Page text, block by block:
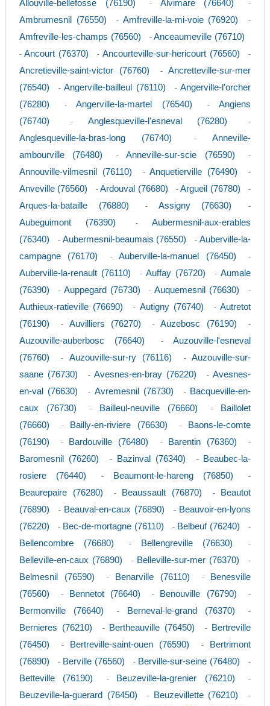
Allouville-bellefosse (76190) - Alvimare (76640) -
Ambrumesnil (76550) - Amfreville-la-mi-voie (76920) -
Amfreville-les-champs (76560) -Anceaumeville (76710)
-Ancourt (76370) -Ancourteville-sur-hericourt (76560) -
Ancretieville-saint-victor (76760) -Ancretteville-sur-mer
(76540)
-Angerville-bailleul (76110) -Angerville-l'orcher
(76280)
-Angerville-la-martel (76540) -Angiens
(76740)
- Anglesqueville-l'esneval (76280) -
Anglesqueville-la-bras-long (76740) -Anneville-
ambourville (76480)
-Anneville-sur-scie (76590) -
Annouville-vilmesnil (76110) -Anquetierville (76490) -
Anveville (76560) -Ardouval (76680) -Argueil (76780) -
Arques-la-bataille (76880) - Assigny (76630) -
Aubeguimont (76390) -Aubermesnil-aux-erables
(76340)
- Aubermesnil-beaumais (76550) -Auberville-la-
campagne (76170)
-Auberville-la-manuel (76450) -
Auberville-la-renault (76110) - Auffay (76720) -Aumale
(76390)
- Auppegard (76730) -Auquemesnil (76630) -
Authieux-ratieville (76690) - Autigny (76740) -Autretot
(76190)
- Auvilliers (76270) -Auzebosc (76190) -
Auzouville-auberbosc (76640) -Auzouville-l'esneval
(76760)
- Auzouville-sur-ry (76116) -Auzouville-sur-
saane (76730)
-Avesnes-en-bray (76220) -Avesnes-
en-val (76630)
- Avremesnil (76730) - Bacqueville-en-
caux (76730)
- Bailleul-neuville (76660) -
Baillolet
(76660)
- Bailly-en-riviere (76630) -
Baons-le-comte
(76190)
- Bardouville (76480) - Barentin (76360) -
Baromesnil (76260) - Bazinval (76340) -
Beaubec-la-
rosiere (76440)
- Beaumont-le-hareng (76850) -
Beaurepaire (76280) - Beaussault (76870) -
Beautot
(76890)
- Beauval-en-caux (76890) - Beauvoir-en-lyons
(76220)
- Bec-de-mortagne (76110) - Belbeuf (76240) -
Bellencombre (76680) - Bellengreville (76630) -
Belleville-en-caux (76890) - Belleville-sur-mer (76370) -
Belmesnil (76590) - Benarville (76110) -
Benesville
(76560)
- Bennetot (76640) - Benouville (76790) -
Bermonville (76640) - Berneval-le-grand (76370) -
Bernieres (76210) - Bertheauville (76450) -
Bertreville
(76450)
- Bertreville-saint-ouen (76590) -
Bertrimont
(76890)
- Berville (76560) - Berville-sur-seine (76480) -
Betteville (76190) - Beuzeville-la-grenier (76210) -
Beuzeville-la-guerard (76450) - Beuzevillette (76210) -